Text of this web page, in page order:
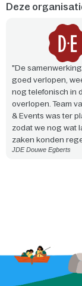
Deze
"De
goed verlopen,
nog telefonisch in
overlopen. Team
& Events was ter
zodat we nog wat
zaken konden
nodig. Vriendelijke
JDE Douwe Egberts